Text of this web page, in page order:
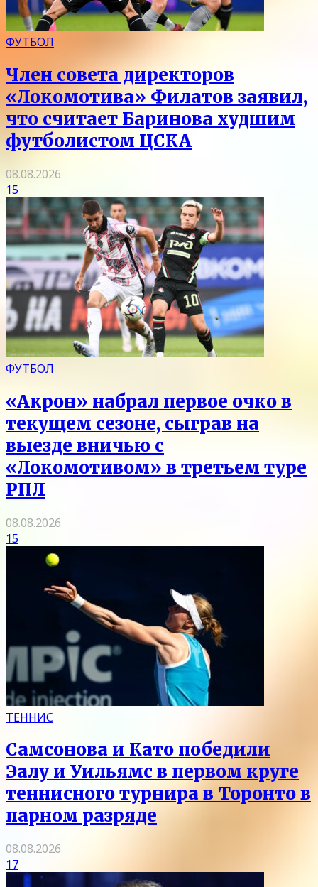
ФУТБОЛ
Член совета директоров
«Локомотива» Филатов заявил,
что считает Баринова худшим
футболистом ЦСКА
08.08.2026
15
ФУТБОЛ
«Акрон» набрал первое очко в
текущем сезоне, сыграв на
выезде вничью с
«Локомотивом» в третьем туре
РПЛ
08.08.2026
15
ТЕННИС
Самсонова и Като победили
Эалу и Уильямс в первом круге
теннисного турнира в Торонто в
парном разряде
08.08.2026
17